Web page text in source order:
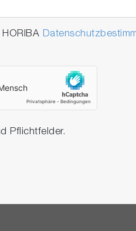
Pflichtfelder.